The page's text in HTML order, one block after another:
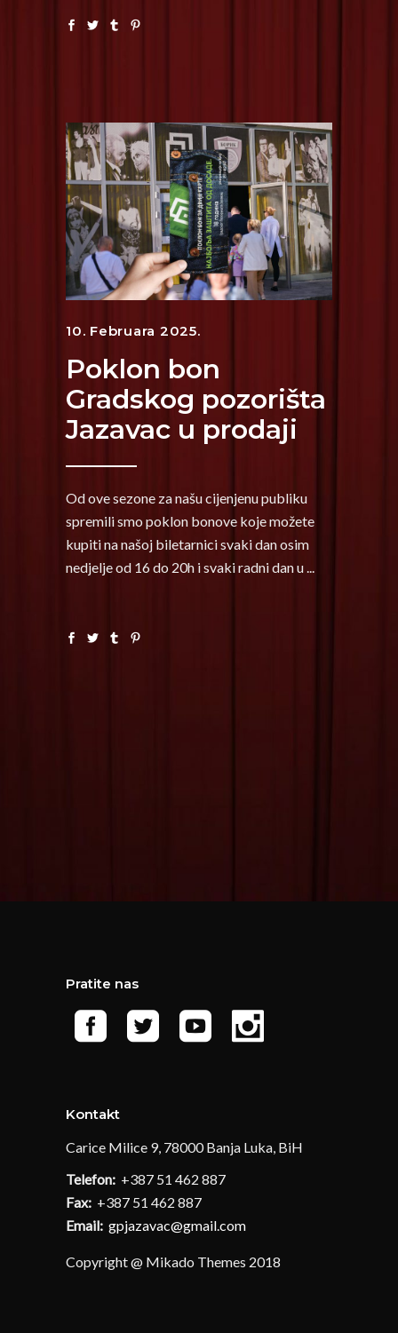
10. Februara 2025.
Poklon bon
Gradskog pozorišta
Jazavac u prodaji
Od ove sezone za našu cijenjenu publiku
spremili smo poklon bonove koje možete
kupiti na našoj biletarnici svaki dan osim
nedjelje od 16 do 20h i svaki radni dan u
Pratite nas
Kontakt
Carice Milice 9, 78000 Banja Luka, BiH
Telefon: +387 51 462 887
Fax: +387 51 462 887
Email: gpjazavac@gmail.com
Copyright @ Mikado Themes 2018